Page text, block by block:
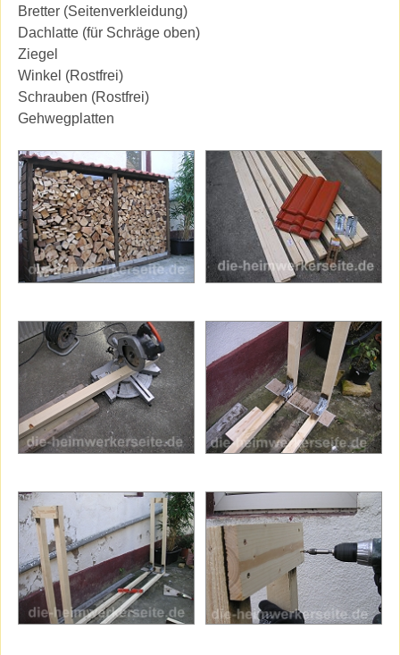
Bretter (Seitenverkleidung)
Dachlatte (für Schräge oben)
Ziegel
Winkel (Rostfrei)
Schrauben (Rostfrei)
Gehwegplatten